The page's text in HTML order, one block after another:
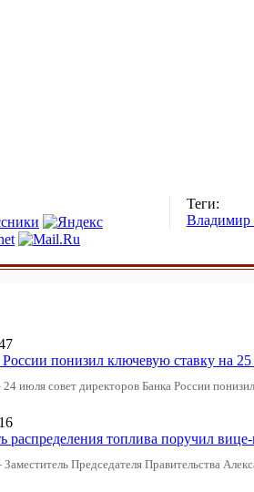
Теги:
Владимир
России понизил ключевую ставку на
июля совет директоров Банка России
распределения топлива поручил
Председателя Правительства